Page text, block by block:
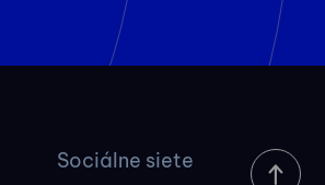
Sociálne siete